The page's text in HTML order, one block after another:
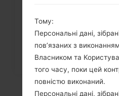
Тому:
Персональні дані,
пов’язаних з
Власником та
того часу, поки цей
повністю виконаний.
Персональні дані,